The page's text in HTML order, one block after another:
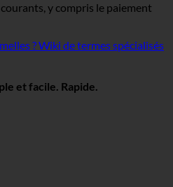
y compris le paiement
?Wiki de termes spécialisés
et facile. Rapide.